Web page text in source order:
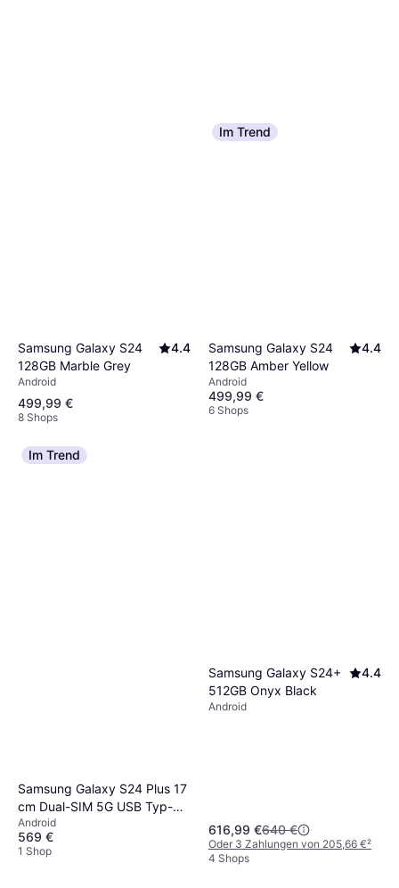
Samsung Galaxy S24
128GB Marble Grey
4.4
Android
499,99 €
8 Shops
Im Trend
Samsung Galaxy S24
128GB Amber Yellow
4.4
Android
499,99 €
6 Shops
Im Trend
Samsung Galaxy S24 Plus 17
cm Dual-SIM 5G USB Typ-C
12 GB 256GB
Android
569 €
1 Shop
Samsung Galaxy S24+
512GB Onyx Black
4.4
Android
616,99 €640 €
Oder 3 Zahlungen von 205,66 €²
4 Shops